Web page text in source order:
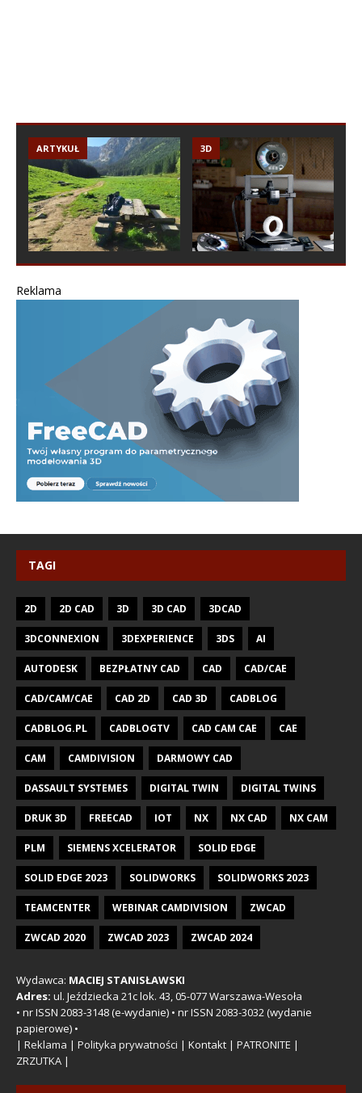
ARTYKUŁ 3D
Reklama
TAGI
2D 2D CAD 3D 3D CAD 3DCAD
3DCONNEXION 3DEXPERIENCE 3DS AI
AUTODESK BEZPŁATNY CAD CAD CAD/CAE
CAD/CAM/CAE CAD 2D CAD 3D CADBLOG
CADBLOG.PL CADBLOGTV CAD CAM CAE CAE
CAM CAMDIVISION DARMOWY CAD
DASSAULT SYSTEMES DIGITAL TWIN DIGITAL TWINS
DRUK 3D FREECAD IOT NX NX CAD NX CAM
PLM SIEMENS XCELERATOR SOLID EDGE
SOLID EDGE 2023 SOLIDWORKS SOLIDWORKS 2023
TEAMCENTER WEBINAR CAMDIVISION ZWCAD
ZWCAD 2020 ZWCAD 2023 ZWCAD 2024
Wydawca: MACIEJ STANISŁAWSKI
Adres: ul. Jeździecka 21c lok. 43, 05-077 Warszawa-Wesoła
• nr ISSN 2083-3148 (e-wydanie) • nr ISSN 2083-3032 (wydanie
papierowe) •
| Reklama | Polityka prywatności | Kontakt | PATRONITE |
ZRZUTKA |